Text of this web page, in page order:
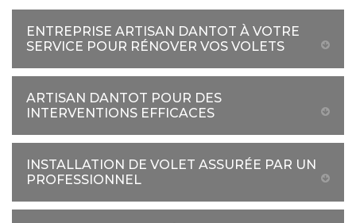
ENTREPRISE ARTISAN DANTOT À VOTRE
SERVICE POUR RÉNOVER VOS VOLETS
ARTISAN DANTOT POUR DES
INTERVENTIONS EFFICACES
INSTALLATION DE VOLET ASSURÉE PAR UN
PROFESSIONNEL